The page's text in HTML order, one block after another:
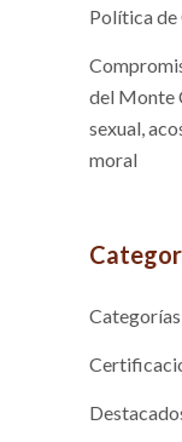
Política de
del Monte
sexual,
moral
Categorías